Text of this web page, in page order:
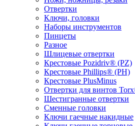
Отвертки
Ключи, головки
Наборы инструментов
Пинцеты
Разное
Шлицевые отвертки
Крестовые Pozidriv® (PZ)
Крестовые Phillips® (PH)
Крестовые PlusMinus
Отвертки для винтов
Шестигранные отвертки
Сменные головки
Ключи гаечные накидные